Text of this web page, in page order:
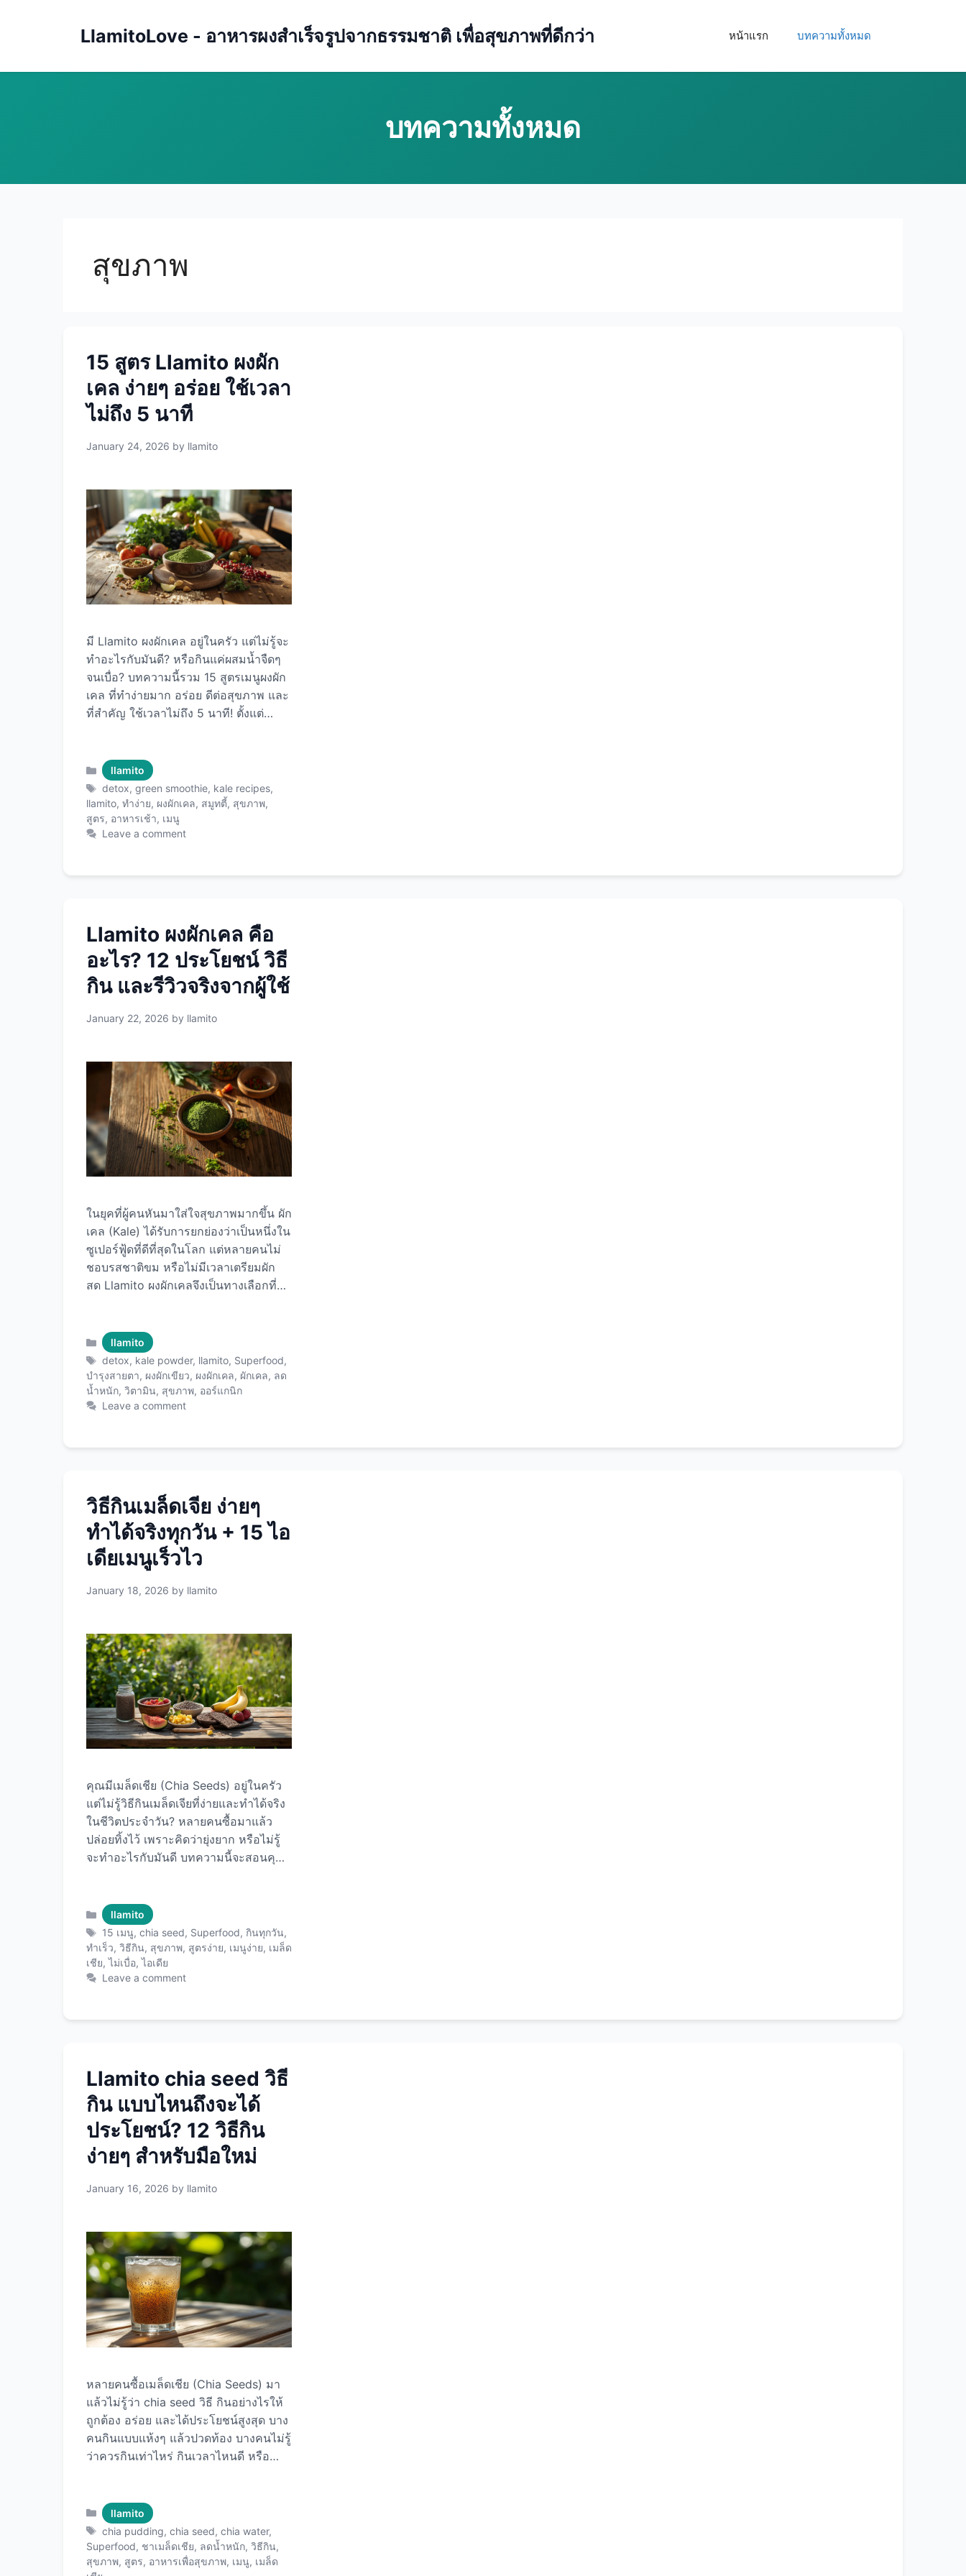
LlamitoLove - อาหารผงสำเร็จรูปจากธรรมชาติ เพื่อสุขภาพที่ดีกว่า หน้าแรก บทความทั้งหมด
สุขภาพ
15 สูตร Llamito ผงผัก
เคล ง่ายๆ อร่อย ใช้เวลา
ไม่ถึง 5 นาที
January 24, 2026 by llamito
มี Llamito ผงผักเคล อยู่ในครัว แต่ไม่รู้จะ
ทำอะไรกับมันดี? หรือกินแค่ผสมน้ำจืดๆ
จนเบื่อ? บทความนี้รวม 15 สูตรเมนูผงผัก
เคล ที่ทำง่ายมาก อร่อย ดีต่อสุขภาพ และ
ที่สำคัญ ใช้เวลาไม่ถึง 5 นาที! ตั้งแต่
ด้วย Llamito ผงผักเคล ที่จะทำให้การกิน
ผักเป็นเรื่องง่ายและสนุกขึ้น! ทำไมต้องใช้
Llamito ผงผักเคล? ข้อดีที่ชัดเจน 1.
สะดวกสุดๆ 2. ไม่ขม ไม่มีกลิ่นแรง 3. เก็บ
ได้นาน 4. คุณค่าเข้มข้น เครื่องดื่มดีท็
(เวลา: 2 นาที) ส่วนผสม: วิธีทำ:
ประโยชน์: 3. …Read more
Categories
llamito
Tags
detox,green smoothie, kale recipes,
llamito, ทำง่าย, ผงผักเคล, สมูทตี้, สุขภาพ,
สูตร, อาหารเช้า, เมนู
Leave a comment
Llamito ผงผักเคล คือ
อะไร? 12 ประโยชน์ วิธี
กิน และรีวิวจริงจากผู้ใช้
January 22, 2026 by llamito
ในยุคที่ผู้คนหันมาใส่ใจสุขภาพมากขึ้น ผัก
เคล (Kale) ได้รับการยกย่องว่าเป็นหนึ่งใน
ซูเปอร์ฟู้ดที่ดีที่สุดในโลก แต่หลายคนไม่
ชอบรสชาติขม หรือไม่มีเวลาเตรียมผัก
สด Llamito ผงผักเคลจึงเป็นทางเลือกที่
อย่างละเอียด ตั้งแต่ว่ามันคือ อะไร มี
ประโยชน์อย่างไร วิธีกินแบบไหนอร่อย
ไปจนถึงรีวิวจากผู้ใช้จริง พร้อม Llamito
ผงผักเคล ที่จะเปลี่ยนชีวิตคุณให้สุขภาพดี
ขึ้นได้ในทุกวัน! Llamito ผงผักเคล คือ
ต้นของโลก ผักเคลเป็นผักใบเขียวใน
of Greens” หรือราชินีแห่งผักเขียว ทำไม
ผักเคลถึงพิเศษ? Llamito ผงผักเคล ต่าง
จากผงผักทั่วไปอย่างไร? Llamito ผงผัก
เคลเป็นผงผักเคลออร์แกนิกคุณภาพ
พรีเมียมที่ผ่านกระบวนการอบแห้งด้วย
อุณหภูมิต่ำ (Freeze-Dried) เพื่อเก็บ
กระบวนการ Freeze-Dried 3. ไม่มีสาร
เติมแต่ง 4. ปริมาณสูงข้น คุณค่าทาง
โภชนาการของผงผักเคล สารอาหารใน
Llamito ผงผักเคล 5 กรัม (1 ช้อนชา) …
Read more
Categories
llamito
Tags
detox, kale powder, llamito, Superfood,
บำรุงสายตา, ผงผักเขียว, ผงผักเคล, ผักเคล, ลด
น้ำหนัก, วิตามิน, สุขภาพ, ออร์แกนิก
Leave a comment
วิธีกินเมล็ดเจีย ง่ายๆ
ทำได้จริงทุกวัน + 15 ไอ
เดียเมนูเร็วไว
January 18, 2026 by llamito
คุณมีเมล็ดเชีย (Chia Seeds) อยู่ในครัว
แต่ไม่รู้วิธีกินเมล็ดเจียที่ง่ายและทำได้จริง
ในชีวิตประจำวัน? หลายคนซื้อมาแล้ว
ปล่อยทิ้งไว้ เพราะคิดว่ายุ่งยาก หรือไม่รู้
จะทำอะไรกับมันดี บทความนี้จะสอนคุณ
เวลาไม่ถึง 5 นาที กินได้ทุกวันไม่เบื่อ
ด้วย เมล็ดเชียคุณภาพพรีเมียม ที่จะเปลี่ยน
ชีวิตคุณให้สุขภาพดีขึ้นอย่างง่ายดาย! กฎ
เหล็ก 3 ข้อ ก่อนเริ่มกินเมล็ดเชีย ข้อ 1:
แช่น้ำก่อนกิน (ง่ายที่สุด ปลอดภัยที่สุด)
ลับ: ใช้ขวดน้ำมีฝา เขย่าแทนคน = ง่าย
ช้อนชา/วัน สัปดาห์ที่ 2: 1 ช้อนโต๊ะ/
วัน ปกติ: 1-2 ช้อนโต๊ะ/วัน
ทำไม? ร่างกายต้องปรับตัวกับใยอาหารสูง
ถ้ากินมากเกินไปทันที = ท้องอืด! ข้อ 3:
ดื่มน้ำมากๆ (สำคัญที่สุด!) กินเมล็ดเชีย 1
ช้อนโต๊ะ = ดื่มน้ำเพิ่ม … Read more
Categories
llamito
Tags
15 เมนู,chia seed, Superfood,กินทุกวัน,
ทำเร็ว, วิธีกิน, สุขภาพ, สูตรง่าย, เมนูง่าย, เมล็ด
เชีย,ไม่เบื่อ,ไอเดีย
Leave a comment
Llamito chia seed วิธี
กิน แบบไหนถึงจะได้
ประโยชน์? 12 วิธีกิน
ง่ายๆ สำหรับมือใหม่
January 16, 2026 by llamito
หลายคนซื้อเมล็ดเชีย (Chia Seeds) มา
แล้วไม่รู้ว่า chia seed วิธี กินอย่างไรให้
ถูกต้อง อร่อย และได้ประโยชน์สูงสุด บาง
คนกินแบบแห้งๆ แล้วปวดท้อง บางคนไม่รู้
ว่าควรกินเท่าไหร่ กินเวลาไหนดี หรือทำ
พื้นฐานสำหรับมือใหม่ไปจนถึงสูตรเมนู
สร้างสรรค์ที่อร่อยและดีต่อสุขภาพ พร้อม
เคล็ดลับการใช้ Chia Seeds คุณภาพ
พรีเมียม ให้คุ้มค่าและได้ประโยชน์เต็มที่
Categories
llamito
Tags
chia pudding,chia seed,chia water,
Superfood, ชาเมล็ดเชีย, ลดน้ำหนัก, วิธีกิน,
สุขภาพ, สูตร, อาหารเพื่อสุขภาพ, เมนู, เมล็ด